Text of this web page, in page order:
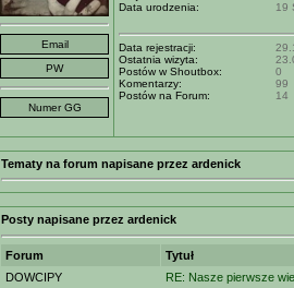
Data urodzenia:
19
Data rejestracji:
Ostatnia wizyta:
Postów w Shoutbox:
0
Komentarzy:
99
Postów na Forum:
14
Tematy na forum napisane przez ardenick
Posty napisane przez ardenick
Forum
Tytuł
DOWCIPY
RE: Nasze pierwsze